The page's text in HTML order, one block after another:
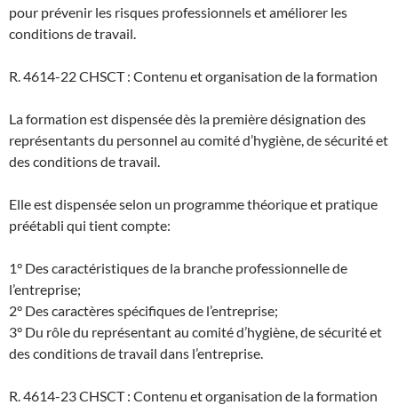
pour prévenir les risques professionnels et améliorer les
conditions de travail.
R. 4614-22 CHSCT : Contenu et organisation de la formation
La formation est dispensée dès la première désignation des
représentants du personnel au comité d’hygiène, de sécurité et
des conditions de travail.
Elle est dispensée selon un programme théorique et pratique
préétabli qui tient compte:
1° Des caractéristiques de la branche professionnelle de
l’entreprise;
2° Des caractères spécifiques de l’entreprise;
3° Du rôle du représentant au comité d’hygiène, de sécurité et
des conditions de travail dans l’entreprise.
R. 4614-23 CHSCT : Contenu et organisation de la formation